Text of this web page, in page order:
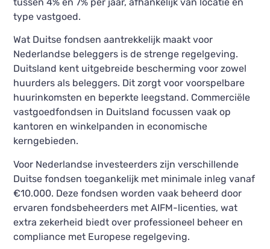
type vastgoed.
Wat Duitse fondsen aantrekkelijk maakt voor
Nederlandse beleggers is de strenge regelgeving.
Duitsland kent uitgebreide bescherming voor zowel
huurders als beleggers. Dit zorgt voor voorspelbare
huurinkomsten en beperkte leegstand. Commerciële
vastgoedfondsen in Duitsland focussen vaak op
kantoren en winkelpanden in economische
kerngebieden.
Voor Nederlandse investeerders zijn verschillende
Duitse fondsen toegankelijk met minimale inleg vanaf
€10.000. Deze fondsen worden vaak beheerd door
ervaren fondsbeheerders met AIFM-licenties, wat
extra zekerheid biedt over professioneel beheer en
compliance met Europese regelgeving.